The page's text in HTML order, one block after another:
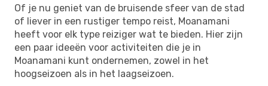
Of je nu geniet van de bruisende sfeer van de stad
of liever in een rustiger tempo reist, Moanamani
heeft voor elk type reiziger wat te bieden. Hier zijn
een paar ideeën voor activiteiten die je in
Moanamani kunt ondernemen, zowel in het
hoogseizoen als in het laagseizoen.